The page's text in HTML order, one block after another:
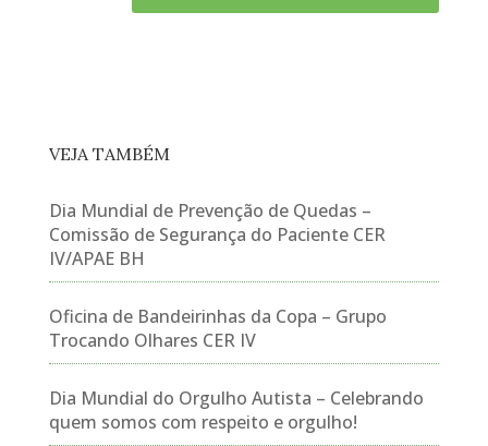
VEJA TAMBÉM
Dia Mundial de Prevenção de Quedas –
Comissão de Segurança do Paciente CER
IV/APAE BH
Oficina de Bandeirinhas da Copa – Grupo
Trocando Olhares CER IV
Dia Mundial do Orgulho Autista – Celebrando
quem somos com respeito e orgulho!